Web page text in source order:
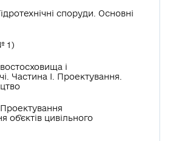
споруди. Основні
1)
і
Частина І. Проектування.
об'єктів цивільного